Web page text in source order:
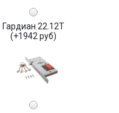
Гардиан 22.12Т
(+1942 руб)